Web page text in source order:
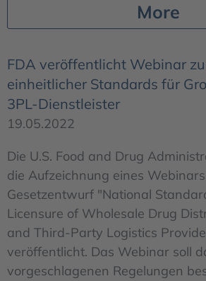
More
FDA veröffentlicht Webinar
einheitlicher Standards für
3PL-Dienstleister
19.05.2022
Die U.S. Food and Drug
die Aufzeichnung eines
Gesetzentwurf "National
Licensure of Wholesale Drug
and Third-Party Logistics
veröffentlicht. Das Webinar soll
vorgeschlagenen Regelungen